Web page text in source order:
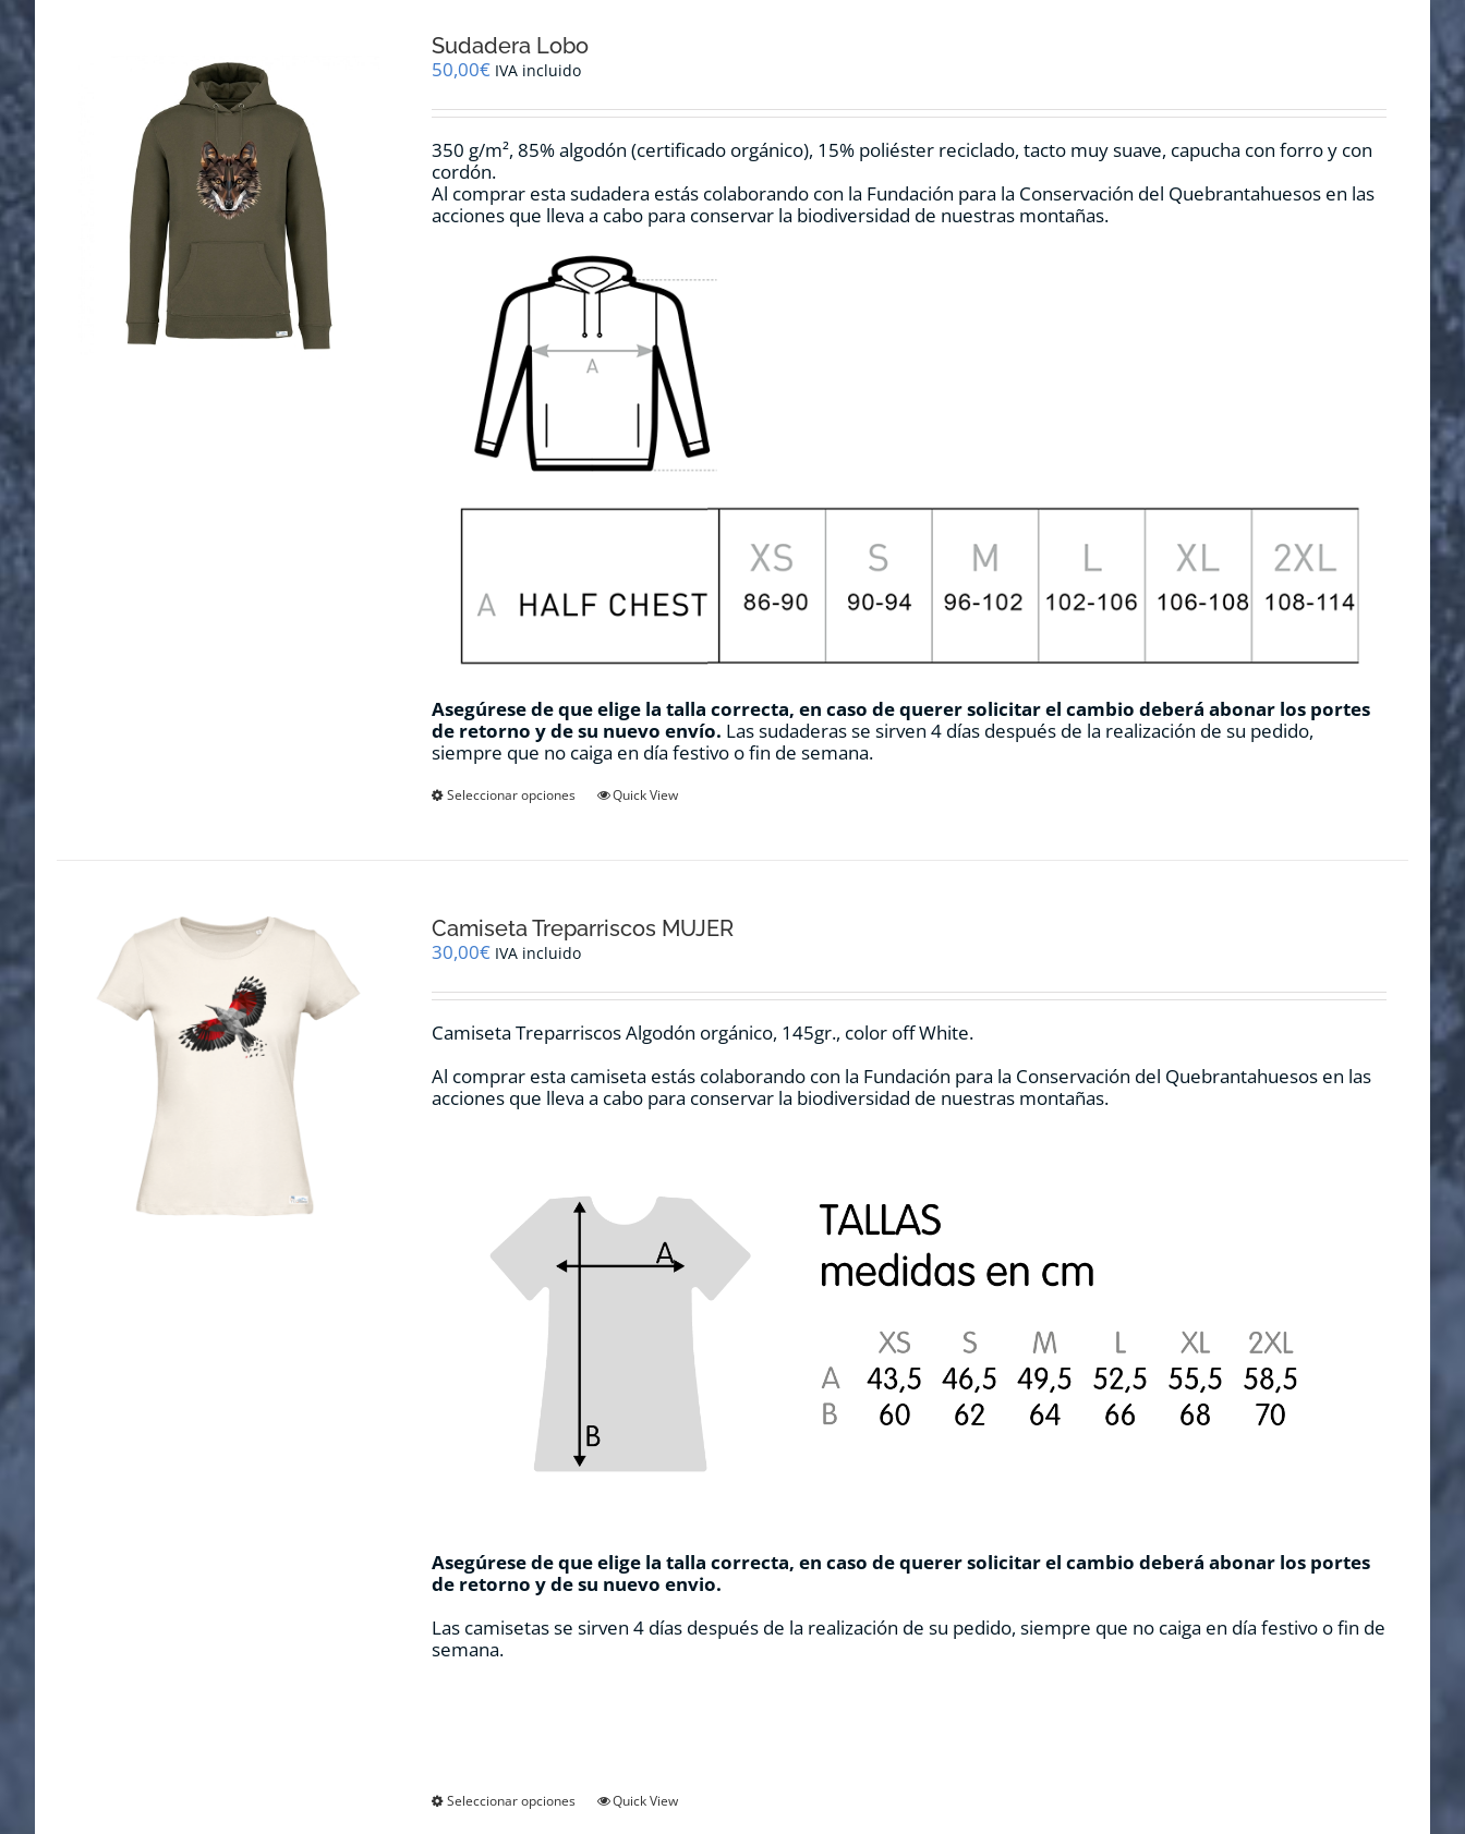
elegir
la
de
producto
Sudadera Lobo
50,00€ IVA incluido
350 g/m², 85% algodón (certificado orgánico), 15% poliéster reciclado, tacto muy suave, capucha con forro y con
cordón.
Al comprar esta sudadera estás colaborando con la Fundación para la Conservación del Quebrantahuesos en las
acciones que lleva a cabo para conservar la biodiversidad de nuestras montañas.
Asegúrese de que elige la talla correcta, en caso de querer solicitar el cambio deberá abonar los portes
de retorno y de su nuevo envío. Las sudaderas se sirven 4 días después de la realización de su pedido,
siempre que no caiga en día festivo o fin de semana.
Seleccionar opciones
Este
opciones
elegir
la
de
producto
Quick View
Camiseta Treparriscos MUJER
30,00€ IVA incluido
Camiseta Treparriscos Algodón orgánico, 145gr., color off White.
Al comprar esta camiseta estás colaborando con la Fundación para la Conservación del Quebrantahuesos en las
acciones que lleva a cabo para conservar la biodiversidad de nuestras montañas.
Asegúrese de que elige la talla correcta, en caso de querer solicitar el cambio deberá abonar los portes
de retorno y de su nuevo envio.
Las camisetas se sirven 4 días después de la realización de su pedido, siempre que no caiga en día festivo o fin de
semana.
Seleccionar opciones
EsteQuick View